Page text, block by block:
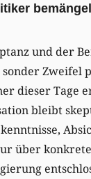
und der
Zweifel
dieser Tage
bleibt
über